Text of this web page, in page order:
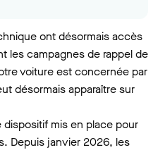
ont désormais accès
les campagnes de rappel de
voiture est concernée par
désormais apparaître sur
mis en place pour
Depuis janvier 2026, les